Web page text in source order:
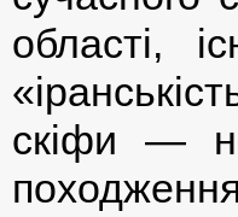
області,
скіфи —